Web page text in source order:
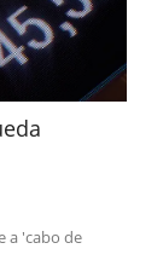
a 'cabo de